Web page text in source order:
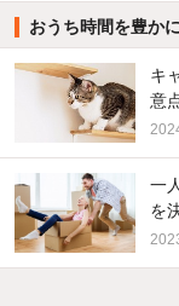
おうち時間を豊か
キ
意
一
を